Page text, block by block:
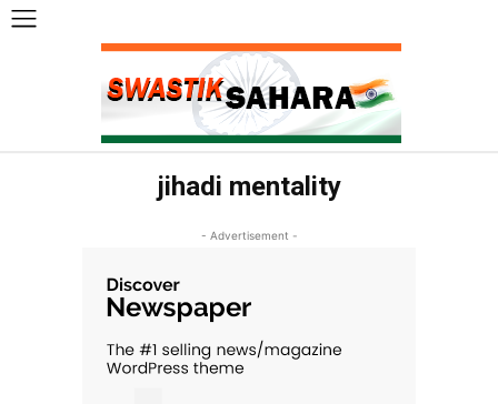
jihadi mentality
- Advertisement -